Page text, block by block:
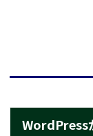
WordPress